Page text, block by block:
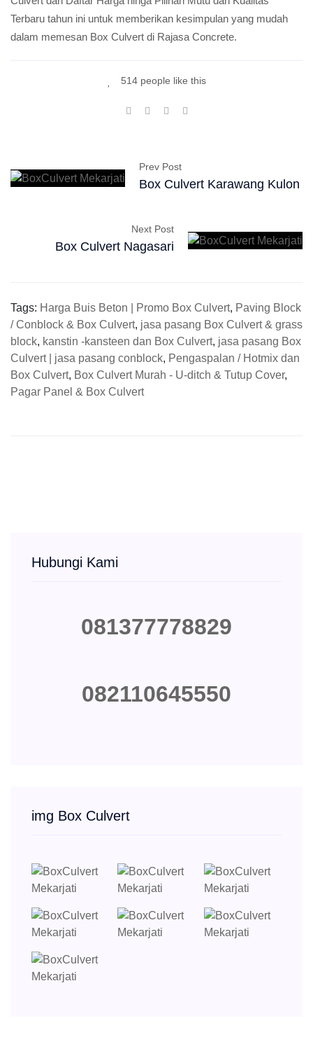
Terbaru tahun ini untuk memberikan kesimpulan yang mudah
dalam memesan Box Culvert di Rajasa Concrete.
514 people like this
Prev Post
Box Culvert Karawang Kulon
Next Post
Box Culvert Nagasari
Tags: Harga Buis Beton | Promo Box Culvert, Paving Block
/ Conblock & Box Culvert, jasa pasang Box Culvert & grass
block, kanstin -kansteen dan Box Culvert, jasa pasang Box
Culvert | jasa pasang conblock, Pengaspalan / Hotmix dan
Box Culvert, Box Culvert Murah - U-ditch & Tutup Cover,
Pagar Panel & Box Culvert
Hubungi Kami
081377778829
082110645550
img Box Culvert